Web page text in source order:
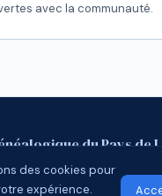
avec la communauté.
du Pays de
ContactForum
54.5 · Affilié à l'UCGL
des cookies pour
expérience.